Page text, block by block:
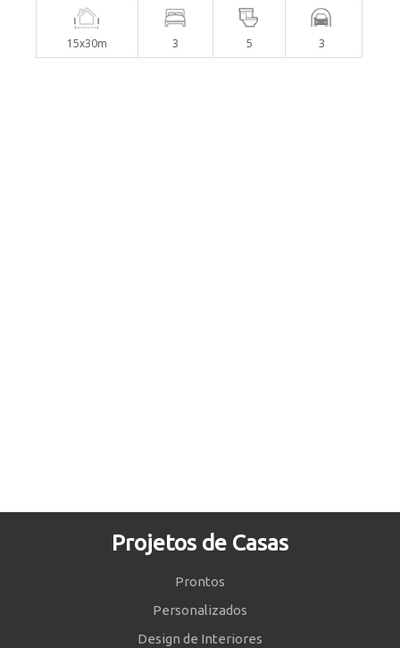
15x30m 3 5 3
Projetos de Casas
Prontos
Personalizados
Design de Interiores